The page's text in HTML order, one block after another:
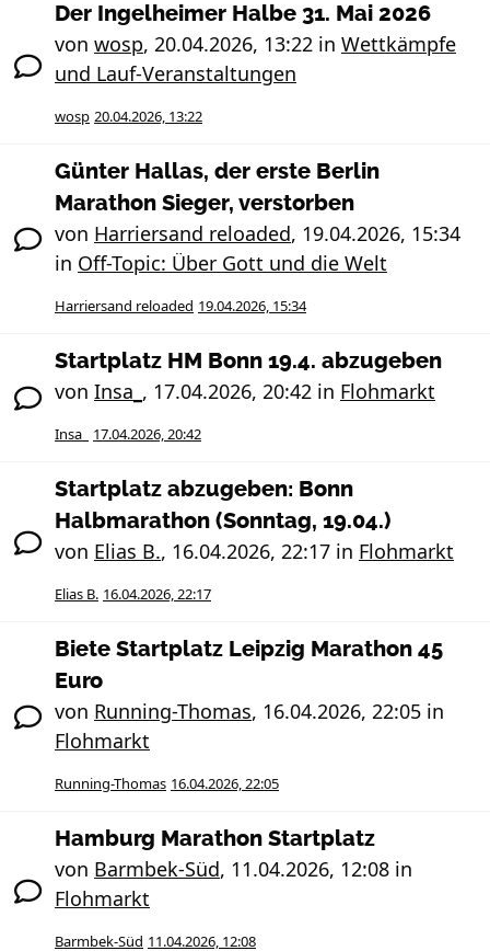
Der Ingelheimer Halbe 31. Mai 2026
von wosp, 20.04.2026, 13:22 in Wettkämpfe
und Lauf-Veranstaltungen
wosp 20.04.2026, 13:22
Günter Hallas, der erste Berlin
Marathon Sieger, verstorben
von Harriersand reloaded, 19.04.2026, 15:34
in Off-Topic: Über Gott und die Welt
Harriersand reloaded 19.04.2026, 15:34
Startplatz HM Bonn 19.4. abzugeben
von Insa_ , 17.04.2026, 20:42 in Flohmarkt
Insa_ 17.04.2026, 20:42
Startplatz abzugeben: Bonn
Halbmarathon (Sonntag, 19.04.)
von Elias B., 16.04.2026, 22:17 in Flohmarkt
Elias B. 16.04.2026, 22:17
Biete Startplatz Leipzig Marathon 45
Euro
von Running-Thomas, 16.04.2026, 22:05 in
Flohmarkt
Running-Thomas 16.04.2026, 22:05
Hamburg Marathon Startplatz
von Barmbek-Süd, 11.04.2026, 12:08 in
Flohmarkt
Barmbek-Süd 11.04.2026, 12:08